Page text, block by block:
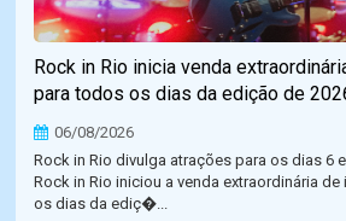
Rock in Rio inicia venda
para todos os dias da edição de
06/08/2026
Rock in Rio divulga atrações para os dias 6
Rock in Rio iniciou a venda extraordinária
os dias da ediç�...